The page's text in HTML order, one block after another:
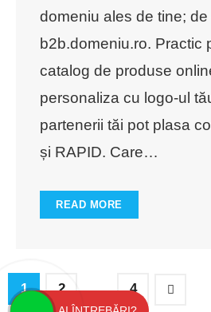
domeniu ales de tine;
b2b.domeniu.ro. Practic
catalog de produse
personaliza cu logo-ul
partenerii tăi pot plasa
și RAPID. Care…
READ MORE
1 2 … 4